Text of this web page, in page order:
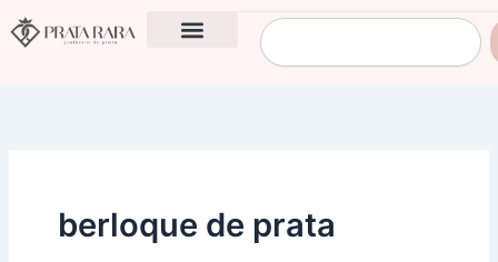
para
Pesquisar
berloque de prata